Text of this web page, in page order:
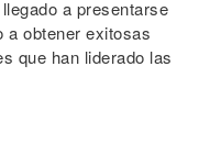
a presentarse
a obtener exitosas
que han liderado las